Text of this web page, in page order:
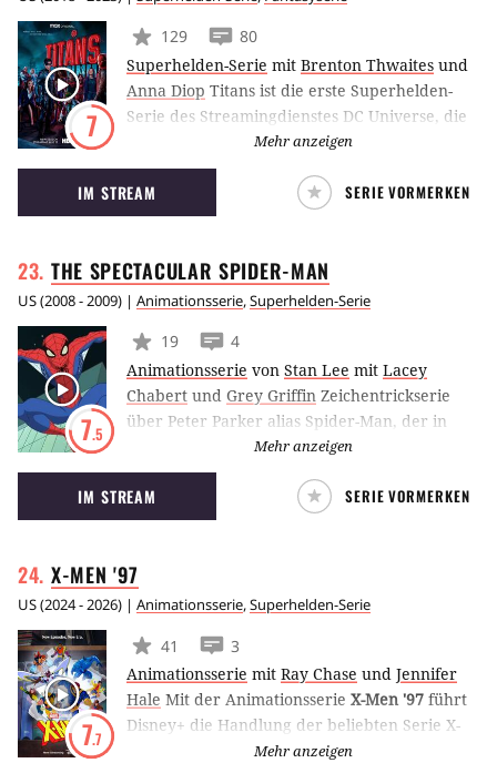
7
129
80
Superhelden-Serie mit Brenton Thwaites und
Anna Diop Titans ist die erste Superhelden-
Serie des Streamingdienstes DC Universe, die
auf der gleichnamigen Comicreihe von DC
beruht. Darin will Robin aus dem Schatten
seines Mentors Batman treten und vereint
eine Gruppe von jungen Superhelden um sich,
Mehr anzeigen
IM STREAM SERIE VORMERKEN
THE SPECTACULARSPIDER-MAN
US(2008 - 2009) | Animationsserie,Superhelden-Serie
7.5
19
4
Animationsserie von Stan Lee mit Lacey
Chabert und Grey Griffin Zeichentrickserie
über Peter Parker alias Spider-Man, der in
dieser Inkarnation noch zur Schule geht. Die
Serie vermischt Elemente aus den klassischen
Spider-Man Comics, denen des Reboot-
Universums von Ultimate-Spiderman und den
zahlreiche Preise.
Mehr anzeigen
IM STREAM SERIE VORMERKEN
X-MEN'97
US(2024 - 2026) | Animationsserie,Superhelden-Serie
7.7
41
3
Animationsserie mit Ray Chase und Jennifer
Hale Mit der Animationsserie X-Men '97 führt
Disney+ die Handlung der beliebten Serie X-
Men: The Animated Series aus den 1990er
Mehr anzeigen